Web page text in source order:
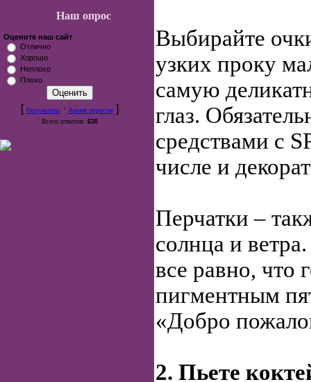
Наш опрос
Оцените наш сайт
Отлично
Хорошо
Неплохо
Плохо
[ Результаты· Архив опросов]
Всего ответов: 630
Выбирайте
узких проку
самую
глаз.
средствами с
числе и
Перчатки –
солнца и
все равно, что
пигментным
«Добро
2. Пьете